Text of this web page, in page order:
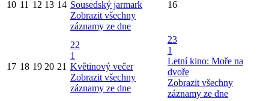
10 11 12 13 14 Sousedský jarmark
Zobrazit všechny
záznamy ze dne
16
17 18 19 20 21
22
1
Květinový večer
Zobrazit všechny
záznamy ze dne
23
1
Letní kino: Moře na
dvoře
Zobrazit všechny
záznamy ze dne